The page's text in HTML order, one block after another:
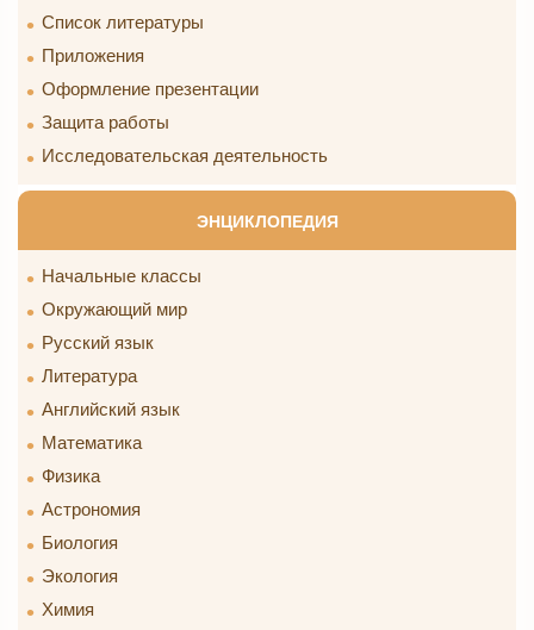
Список литературы
Приложения
Оформление презентации
Защита работы
Исследовательская деятельность
ЭНЦИКЛОПЕДИЯ
Начальные классы
Окружающий мир
Русский язык
Литература
Английский язык
Математика
Физика
Астрономия
Биология
Экология
Химия